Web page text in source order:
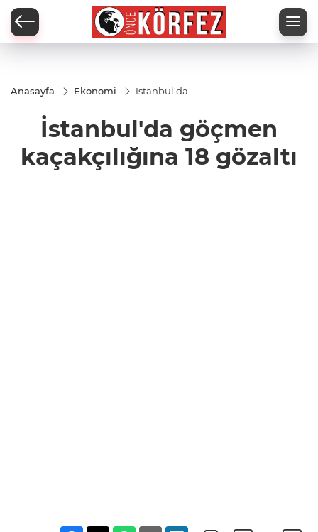
Anasayfa Ekonomi
İstanbul'da
18 gözaltı
İstanbul'da göçmen
kaçakçılığına 18 gözaltı